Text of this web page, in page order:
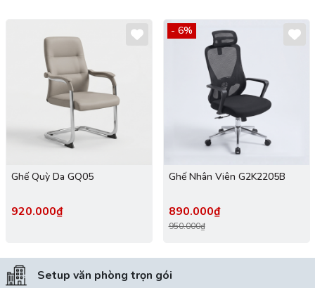
Ghế Quỳ Da GQ05
920.000₫
- 6%
Ghế Nhân Viên G2K2205B
890.000₫
950.000₫
Setup văn phòng trọn gói